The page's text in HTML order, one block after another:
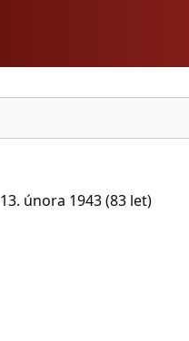
13. února 1943 (83 let)